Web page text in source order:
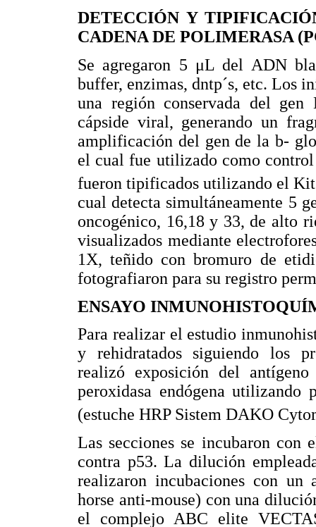
DETECCIÓN Y
CADENA DE POLIMERASA
Se agregaron 5 μL del ADN
buffer, enzimas, dntp´s, etc. Los
una región conservada del
cápside viral, generando un
amplificación del gen de la b-
el cual fue utilizado como
fueron tipificados utilizando el
cual detecta simultáneamente 5
oncogénico, 16,18 y 33, de alto
visualizados mediante
1X, teñido con bromuro de
fotografiaron para su registro
ENSAYO
Para realizar el estudio
y rehidratados siguiendo los
realizó exposición del
peroxidasa endógena
(estuche HRP Sistem DAKO
Las secciones se incubaron
contra p53. La dilución
realizaron incubaciones con un
horse anti-mouse) con una
el complejo ABC elite